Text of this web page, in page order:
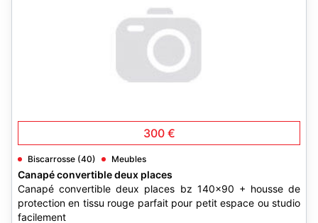
300 €
Biscarrosse (40) Meubles
Canapé convertible deux places
Canapé convertible deux places bz 140×90 + housse de
protection en tissu rouge parfait pour petit espace ou studio
facilement